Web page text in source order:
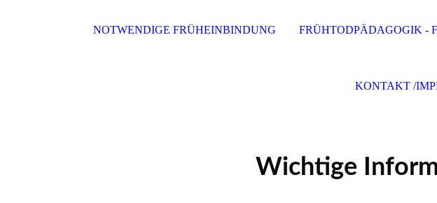
NOTWENDIGE FRÜHEINBINDUNG FRÜHTODPÄDAGOGIK -
KONTAKT /
Wichtige